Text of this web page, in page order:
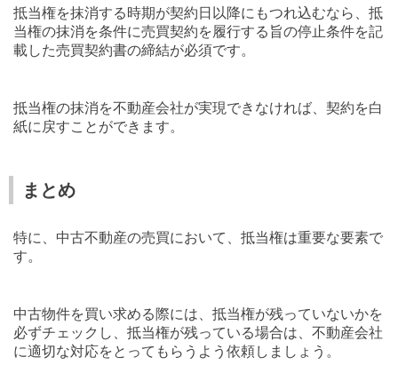
抵当権を抹消する時期が契約日以降にもつれ込むなら、抵
当権の抹消を条件に売買契約を履行する旨の停止条件を記
載した売買契約書の締結が必須です。
抵当権の抹消を不動産会社が実現できなければ、契約を白
紙に戻すことができます。
まとめ
特に、中古不動産の売買において、抵当権は重要な要素で
す。
中古物件を買い求める際には、抵当権が残っていないかを
必ずチェックし、抵当権が残っている場合は、不動産会社
に適切な対応をとってもらうよう依頼しましょう。